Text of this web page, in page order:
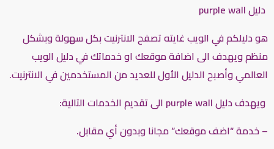
دليل purple wall
هو دليلكم في الويب غايته تصفح الانترنيت بكل سهولة وبشكل
منظم ويهدف الى اضافة موقعك او خدماتك في دليل الويب
العالمي وأصبح الدليل الأول للعديد من المستخدمين في الانترنيت.
ويهدف دليل purple wall الى تقديم الخدمات التالية:
– خدمة “اضف موقعك” مجانا وبدون أي مقابل.